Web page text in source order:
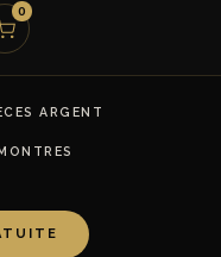
0
ARGENT